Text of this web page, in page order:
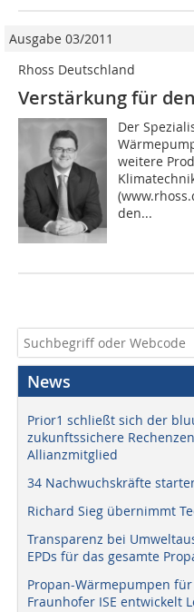
Ausgabe 03/2011
Rhoss Deutschland
Verstärkung für
Der
weitere
den...
News
Prior1 schließt sich der
zukunftssichere
Allianzmitglied
34 Nachwuchskräfte
Richard Sieg übernimmt
Transparenz bei
EPDs für das gesamte
Propan-Wärmepumpen
Fraunhofer ISE entwickelt